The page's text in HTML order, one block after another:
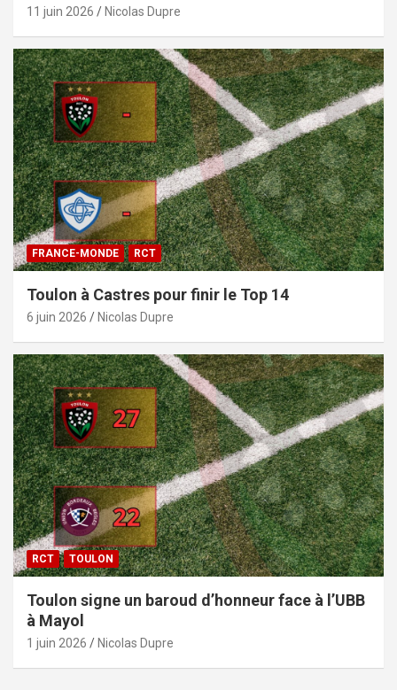
11 juin 2026 Nicolas Dupre
FRANCE-MONDE RCT
Toulon à Castres pour finir le Top 14
6 juin 2026 Nicolas Dupre
RCT TOULON
Toulon signe un baroud d’honneur face à l’UBB
à Mayol
1 juin 2026 Nicolas Dupre